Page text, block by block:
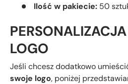
Ilość w pakiecie: 50
LOGO
Jeśli chcesz dodatkowo
swoje logo, poniżej